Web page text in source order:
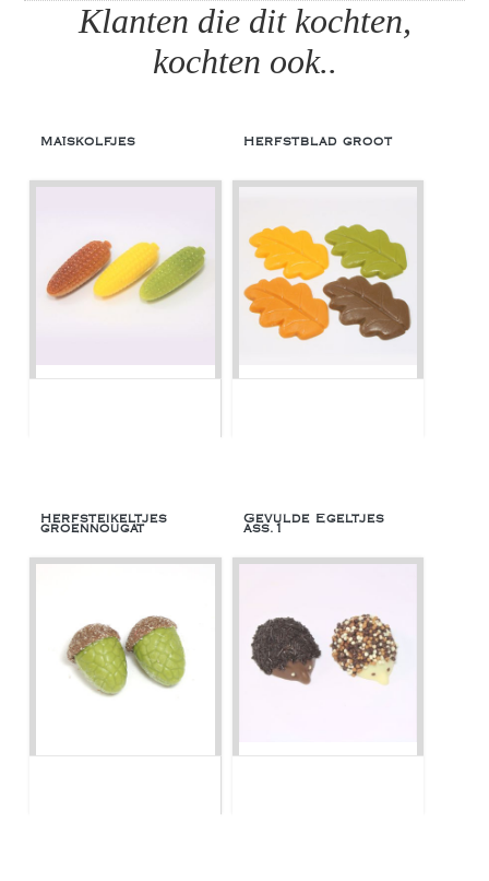
Klanten die dit kochten,
kochten ook..
Maïskolfjes Herfstblad groot
Herfsteikeltjes
groennougat
Gevulde Egeltjes
ass.1